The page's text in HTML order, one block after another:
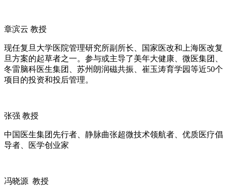
章滨云 教授
现任复旦大学医院管理研究所副所长、国家医改和上海医改复
旦方案的起草者之一。参与或主导了美年大健康、微医集团、
冬雷脑科医生集团、苏州朗润磁共振、崔玉涛育学园等近50个
项目的投资和投后管理。
张强 教授
中国医生集团先行者、静脉曲张超微技术领航者、优质医疗倡
导者、医学创业家
冯晓源 教授